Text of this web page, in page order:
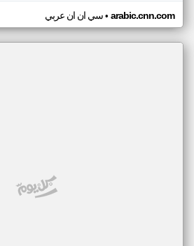
سي ان ان عربي• arabic.cnn.com